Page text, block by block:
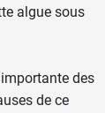
algue sous
des
de ce